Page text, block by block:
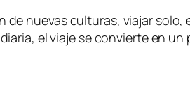
de nuevas culturas, viajar
el viaje se convierte en